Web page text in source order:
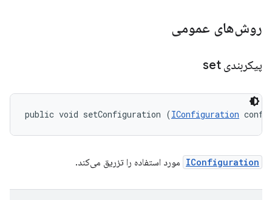
روش‌های عمومی
پیکربندی set
public void setConfiguration (IConfiguration
IConfiguration مورد استفاده را تزریق می‌کند.